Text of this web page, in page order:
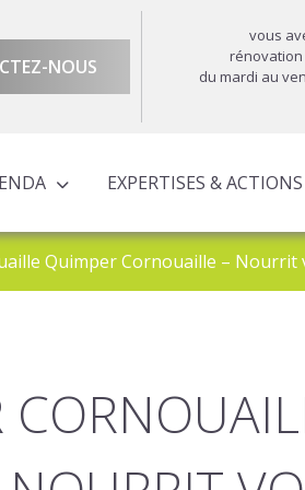
NOUS
vous
rénovation
du mardi au
EXPERTISES & ACTIONS
Quimper Cornouaille –